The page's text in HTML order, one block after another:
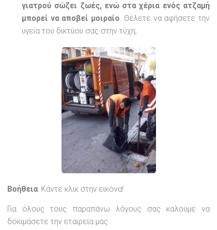
γιατρού σώζει ζωές, ενώ στα χέρια ενός ατζαμή
μπορεί να αποβεί μοιραίο. Θέλετε να αφήσετε την
υγεία του δικτύου σας στην τύχη;
Βοήθεια: Κάντε κλικ στην εικόνα!
Για όλους τους παραπάνω λόγους σας καλούμε να
δοκιμάσετε την εταιρεία μας .